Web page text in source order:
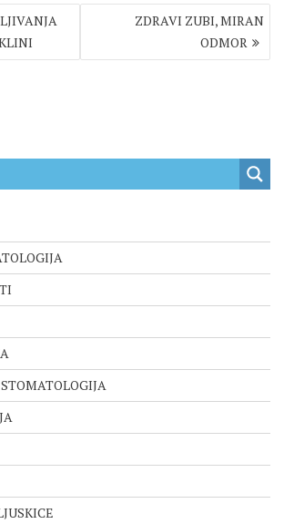
ZDRAVI ZUBI, MIRAN
ODMOR